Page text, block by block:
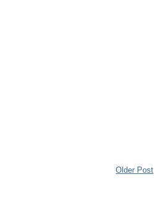
Older Post